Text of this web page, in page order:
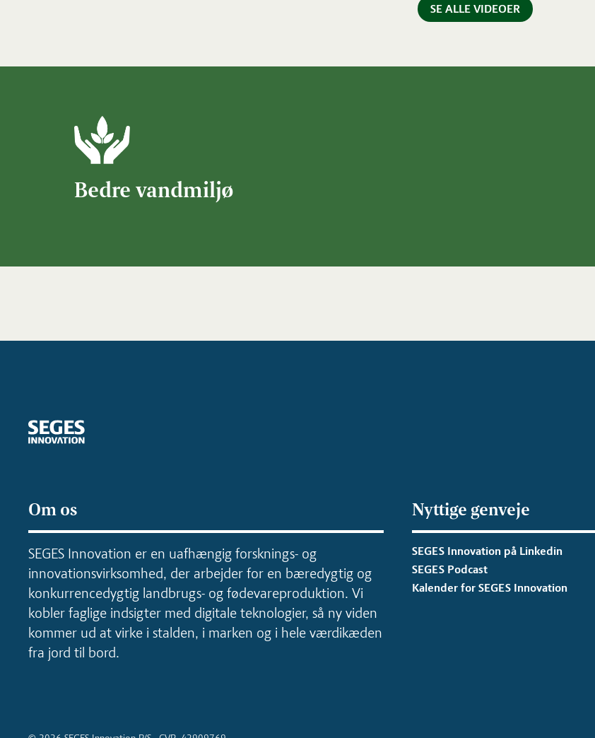
SE ALLE VIDEOER
Bedre vandmiljø
Om os
SEGES Innovation er en uafhængig forsknings- og
innovationsvirksomhed, der arbejder for en bæredygtig og
konkurrencedygtig landbrugs- og fødevareproduktion. Vi
kobler faglige indsigter med digitale teknologier, så ny viden
kommer ud at virke i stalden, i marken og i hele værdikæden
fra jord til bord.
Nyttige genveje
SEGES Innovation på Linkedin
SEGES Podcast
Kalender for SEGES Innovation